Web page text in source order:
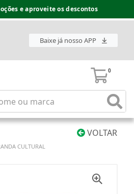
e aproveite os descontos
Baixe já nosso APP
0
VOLTAR
CULTURAL